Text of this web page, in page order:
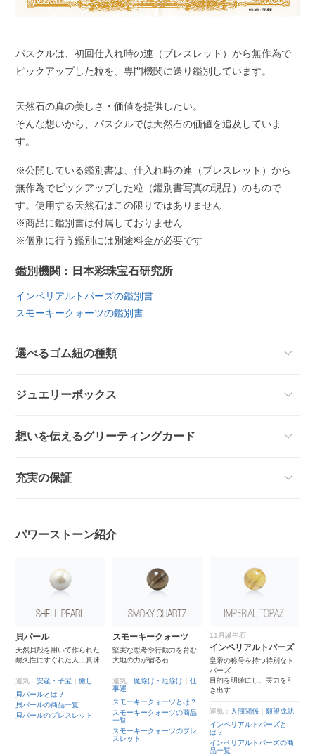
パスクルは、初回仕入れ時の連（ブレスレット）から無作為で
ピックアップした粒を、専門機関に送り鑑別しています。
天然石の真の美しさ・価値を提供したい。
そんな想いから、パスクルでは天然石の価値を追及していま
す。
※公開している鑑別書は、仕入れ時の連（ブレスレット）から
無作為でピックアップした粒（鑑別書写真の現品）のもので
す。使用する天然石はこの限りではありません
※商品に鑑別書は付属しておりません
※個別に行う鑑別には別途料金が必要です
鑑別機関：日本彩珠宝石研究所
インペリアルトパーズの鑑別書
スモーキークォーツの鑑別書
選べるゴム紐の種類
ジュエリーボックス
想いを伝えるグリーティングカード
充実の保証
パワーストーン紹介
貝パール
天然貝殻を用いて作られた
耐久性にすぐれた人工真珠
運気：安産・子宝 ｜癒し
貝パールとは？
貝パールの商品一覧
貝パールのブレスレット
スモーキークォーツ
堅実な思考や行動力を育む
大地の力が宿る石
運気： 魔除け・厄除け
仕
事運
スモーキークォーツとは？
スモーキークォーツの商品
一覧
スモーキークォーツのブレ
スレット
11月誕生石
インペリアルトパーズ
皇帝の称号を持つ特別なト
パーズ
目的を明確にし、実力を引
き出す
運気： 人間関係｜
願望成就
インペリアルトパーズと
は？
インペリアルトパーズの商
品一覧